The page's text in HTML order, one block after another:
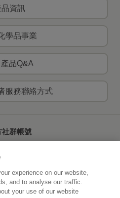
品資訊
學品事業
產品Q&A
服務聯絡方式
社群帳號
關於花王
experience on our website,
and to analyse our traffic.
your use of our website